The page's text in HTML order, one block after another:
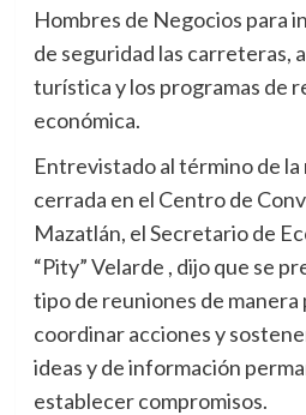
Hombres de Negocios para
de seguridad las carreteras,
turística y los programas de
económica.
Entrevistado al término de
cerrada en el Centro de
Mazatlán, el Secretario de
“Pity” Velarde , dijo que se
tipo de reuniones de manera
coordinar acciones y
ideas y de información
establecer compromisos.